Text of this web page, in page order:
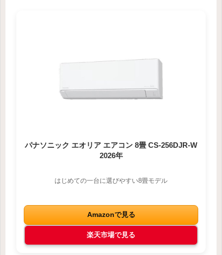
パナソニック エオリア エアコン 8畳 CS-256DJR-W
2026年
はじめての一台に選びやすい8畳モデル
Amazonで見る
楽天市場で見る